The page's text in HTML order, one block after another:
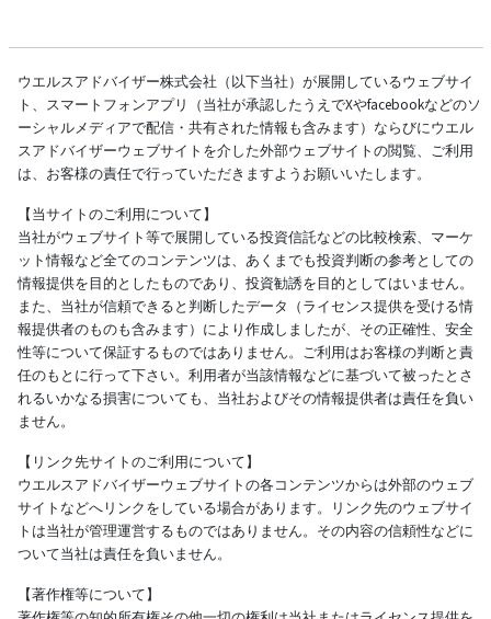
ウエルスアドバイザー株式会社（以下当社）が展開しているウェブサイ
ト、スマートフォンアプリ（当社が承認したうえでXやfacebookなどのソ
ーシャルメディアで配信・共有された情報も含みます）ならびにウエル
スアドバイザーウェブサイトを介した外部ウェブサイトの閲覧、ご利用
は、お客様の責任で行っていただきますようお願いいたします。
【当サイトのご利用について】
当社がウェブサイト等で展開している投資信託などの比較検索、マーケ
ット情報など全てのコンテンツは、あくまでも投資判断の参考としての
情報提供を目的としたものであり、投資勧誘を目的としてはいません。
また、当社が信頼できると判断したデータ（ライセンス提供を受ける情
報提供者のものも含みます）により作成しましたが、その正確性、安全
性等について保証するものではありません。ご利用はお客様の判断と責
任のもとに行って下さい。利用者が当該情報などに基づいて被ったとさ
れるいかなる損害についても、当社およびその情報提供者は責任を負い
ません。
【リンク先サイトのご利用について】
ウエルスアドバイザーウェブサイトの各コンテンツからは外部のウェブ
サイトなどへリンクをしている場合があります。リンク先のウェブサイ
トは当社が管理運営するものではありません。その内容の信頼性などに
ついて当社は責任を負いません。
【著作権等について】